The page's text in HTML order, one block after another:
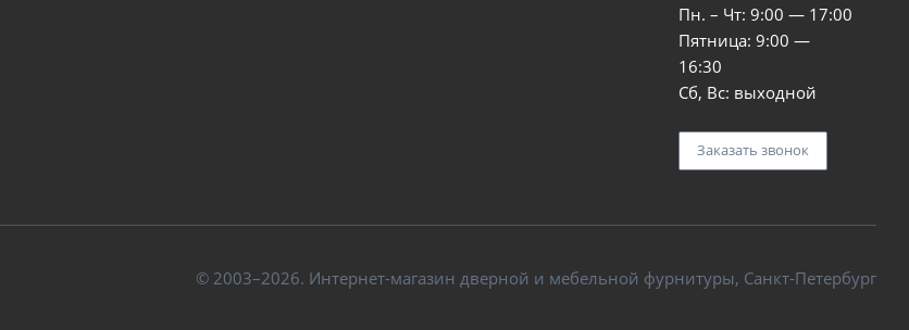
Пн. – Чт: 9:00 — 17:00
Пятница: 9:00 —
16:30
Сб, Вс: выходной
Заказать звонок
© 2003–2026. Интернет-магазин дверной и мебельной фурнитуры, Санкт-Петербург